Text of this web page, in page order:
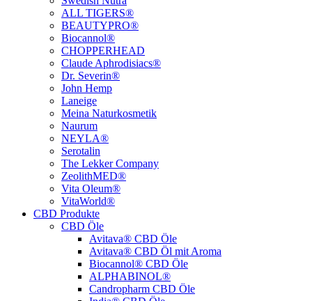
ALL TIGERS®
BEAUTYPRO®
Biocannol®
CHOPPERHEAD
Claude Aphrodisiacs®
Dr. Severin®
John Hemp
Laneige
Meina Naturkosmetik
Naurum
NEYLA®
Serotalin
The Lekker Company
ZeolithMED®
Vita Oleum®
VitaWorld®
CBD Produkte
CBD Öle
Avitava® CBD Öle
Avitava® CBD Öl mit Aroma
Biocannol® CBD Öle
ALPHABINOL®
Candropharm CBD Öle